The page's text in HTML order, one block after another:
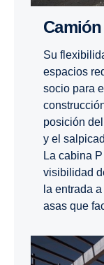
Su
espacios
socio para
posición
y el
La cabina
visibilidad
la entrada
asas que